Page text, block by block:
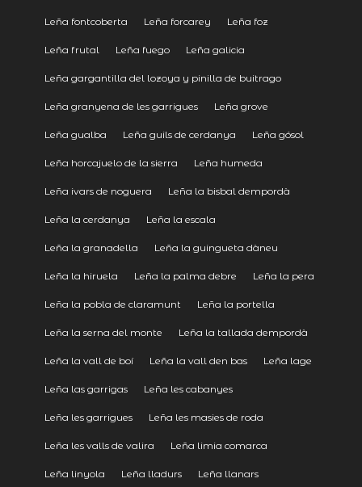
Leña fontcoberta Leña forcarey Leña foz
Leña frutal Leña fuego Leña galicia
Leña gargantilla del lozoya y pinilla de buitrago
Leña granyena de les garrigues Leña grove
Leña gualba Leña guils de cerdanya Leña gósol
Leña horcajuelo de la sierra Leña humeda
Leña ivars de noguera Leña la bisbal dempordà
Leña la cerdanya Leña la escala
Leña la granadella Leña la guingueta dàneu
Leña la hiruela Leña la palma debre Leña la pera
Leña la pobla de claramunt Leña la portella
Leña la serna del monte Leña la tallada dempordà
Leña la vall de boí Leña la vall den bas Leña lage
Leña las garrigas Leña les cabanyes
Leña les garrigues Leña les masies de roda
Leña les valls de valira Leña limia comarca
Leña linyola Leña lladurs Leña llanars